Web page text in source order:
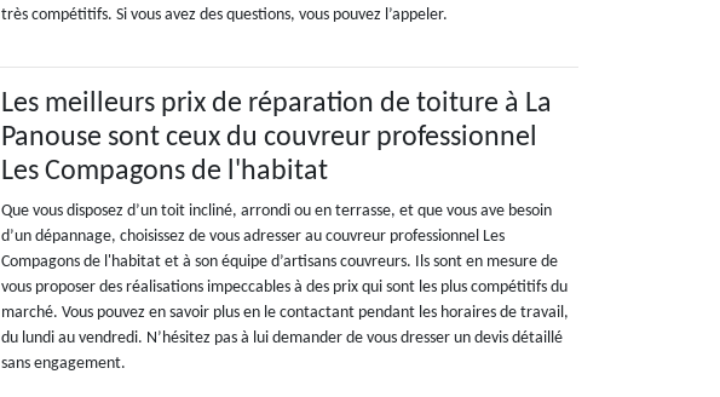
très compétitifs. Si vous avez des questions, vous pouvez l’appeler.
Les meilleurs prix de réparation de toiture à La
Panouse sont ceux du couvreur professionnel
Les Compagons de l'habitat
Que vous disposez d’un toit incliné, arrondi ou en terrasse, et que vous ave besoin
d’un dépannage, choisissez de vous adresser au couvreur professionnel Les
Compagons de l'habitat et à son équipe d’artisans couvreurs. Ils sont en mesure de
vous proposer des réalisations impeccables à des prix qui sont les plus compétitifs du
marché. Vous pouvez en savoir plus en le contactant pendant les horaires de travail,
du lundi au vendredi. N’hésitez pas à lui demander de vous dresser un devis détaillé
sans engagement.